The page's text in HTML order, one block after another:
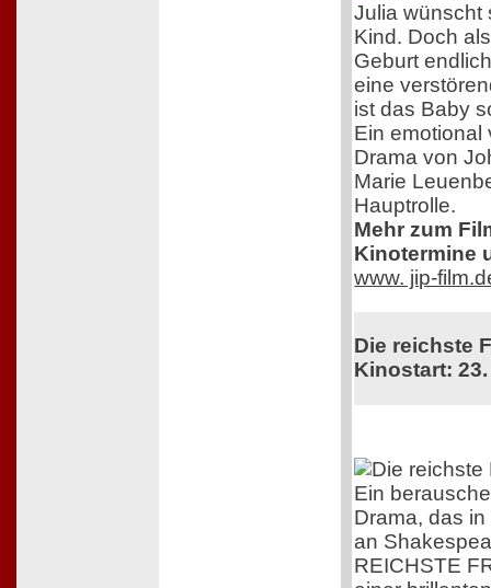
Julia wünscht
Kind. Doch
Geburt
eine
ist das Baby
Ein emotional
Drama von
Marie
Hauptrolle.
Mehr zum
Kinotermine
www. jip-
Die reichste
Kinostart:
Ein
Drama, das
an
REICHSTE